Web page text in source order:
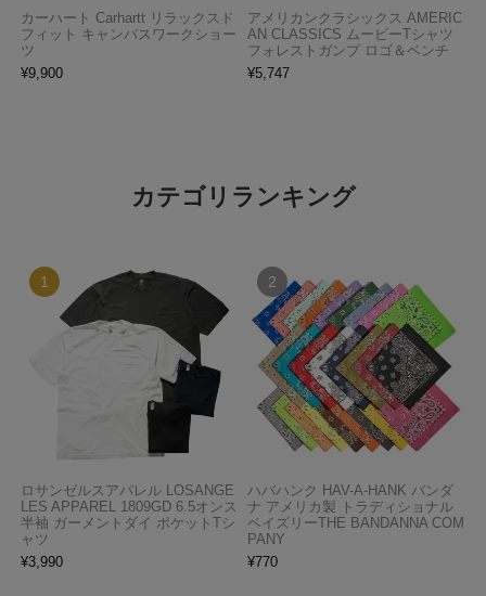
カーハート Carhartt リラックスド
フィット キャンバスワークショー
ツ
¥9,900
アメリカンクラシックス AMERIC
AN CLASSICS ムービーTシャツ
フォレストガンプ ロゴ＆ベンチ
¥5,747
カテゴリランキング
ロサンゼルスアパレル LOSANGE
LES APPAREL 1809GD 6.5オンス
半袖 ガーメントダイ ポケットTシ
ャツ
¥3,990
ハバハンク HAV-A-HANK バンダ
ナ アメリカ製 トラディショナル
ペイズリーTHE BANDANNA COM
PANY
¥770